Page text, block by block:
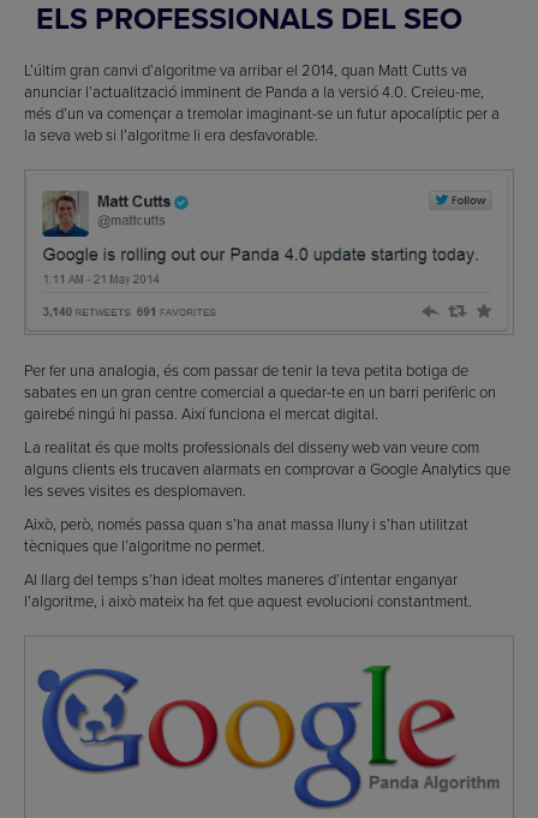
ELS PROFESSIONALS DEL SEO
L’últim gran canvi d’algoritme va arribar el 2014, quan Matt Cutts va
anunciar l’actualització imminent de Panda a la versió 4.0. Creieu-me,
més d’un va començar a tremolar imaginant-se un futur apocalíptic per a
la seva web si l’algoritme li era desfavorable.
Per fer una analogia, és com passar de tenir la teva petita botiga de
sabates en un gran centre comercial a quedar-te en un barri perifèric on
gairebé ningú hi passa. Així funciona el mercat digital.
La realitat és que molts professionals del disseny web van veure com
alguns clients els trucaven alarmats en comprovar a Google Analytics que
les seves visites es desplomaven.
Això, però, només passa quan s’ha anat massa lluny i s’han utilitzat
tècniques que l’algoritme no permet.
Al llarg del temps s’han ideat moltes maneres d’intentar enganyar
l’algoritme, i això mateix ha fet que aquest evolucioni constantment.